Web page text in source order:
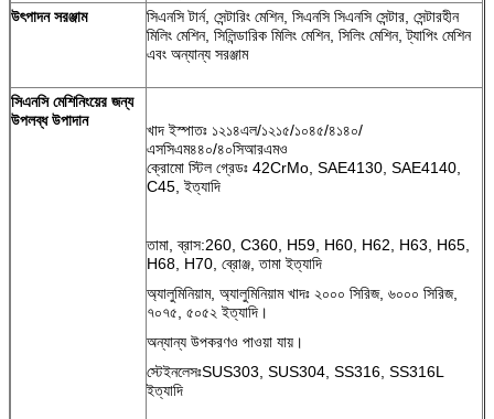
উৎপাদন সরঞ্জাম
সিএনসি টার্ন, সেন্টারিং মেশিন, সিএনসি সিএনসি সেন্টার, সেন্টারহীন
মিলিং মেশিন, সিলিন্ডারিক মিলিং মেশিন, সিলিং মেশিন, ট্যাপিং মেশিন
এবং অন্যান্য সরঞ্জাম
সিএনসি মেশিনিংয়ের জন্য
উপলব্ধ উপাদান
খাদ ইস্পাতঃ ১২১৪এল/১২১৫/১০৪৫/৪১৪০/
এসসিএম৪৪০/৪০সিআরএমও
ক্রোমো স্টিল গ্রেডঃ 42CrMo, SAE4130, SAE4140,
C45, ইত্যাদি
তামা, ব্রাস:260, C360, H59, H60, H62, H63, H65,
H68, H70, ব্রোঞ্জ, তামা ইত্যাদি
অ্যালুমিনিয়াম, অ্যালুমিনিয়াম খাদঃ ২০০০ সিরিজ, ৬০০০ সিরিজ,
৭০৭৫, ৫০৫২ ইত্যাদি।
অন্যান্য উপকরণও পাওয়া যায়।
স্টেইনলেসঃSUS303, SUS304, SS316, SS316L
ইত্যাদি